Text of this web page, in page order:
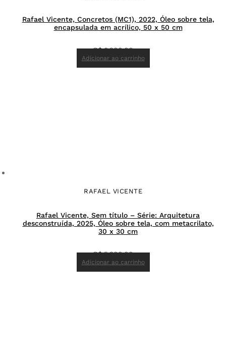
Rafael Vicente, Concretos (MC1), 2022, Óleo sobre tela,
encapsulada em acrílico, 50 x 50 cm
R$8.900,00
Adicionar ao carrinho
RAFAEL VICENTE
Rafael Vicente, Sem título – Série: Arquitetura
desconstruída, 2025, Óleo sobre tela, com metacrilato,
30 x 30 cm
R$5.300,00
Adicionar ao carrinho